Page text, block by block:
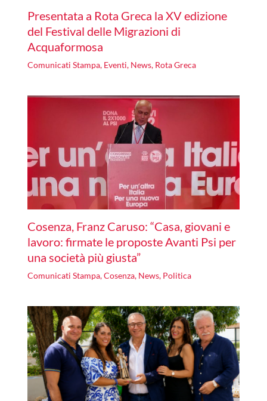
Presentata a Rota Greca la XV edizione
del Festival delle Migrazioni di
Acquaformosa
Comunicati Stampa, Eventi, News, Rota Greca
Cosenza, Franz Caruso: “Casa, giovani e
lavoro: firmate le proposte Avanti Psi per
una società più giusta”
Comunicati Stampa,Cosenza, News, Politica